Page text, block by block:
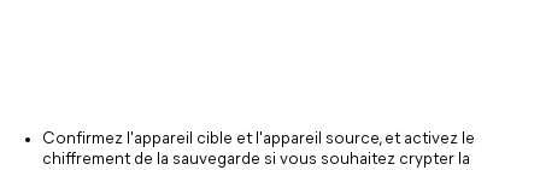
Confirmez l'appareil cible et l'appareil source, et activez le
chiffrement de la sauvegarde si vous souhaitez crypter la